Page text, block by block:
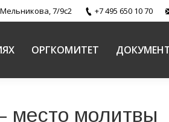
7/9с2 +7 495 650 10 70
ОРГКОМИТЕТ
место молитвы